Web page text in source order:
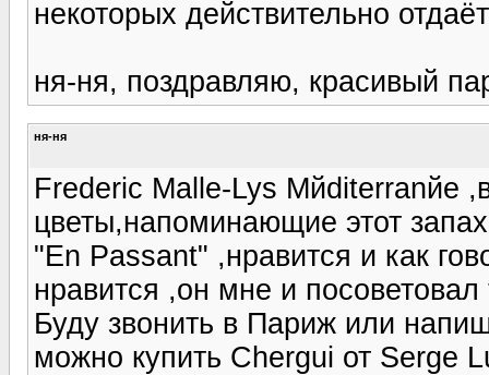
некоторых действительно
ня-ня, поздравляю, красивый
ня-ня
Frederic Malle-Lys Mйditerranйe
цветы,напоминающие этот
"En Passant" ,нравится и как
нравится ,он мне и посоветовал
Буду звонить в Париж или
можно купить Chergui от Serge